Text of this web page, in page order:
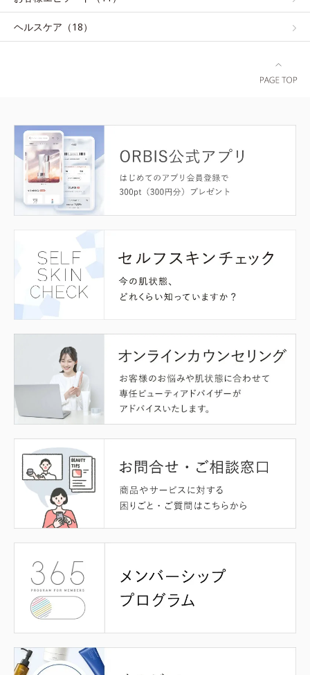
ヘルスケア（18）